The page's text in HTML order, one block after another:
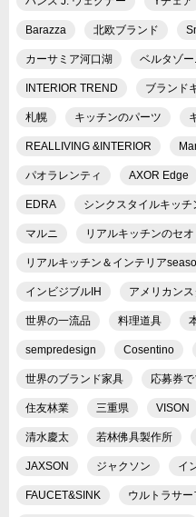
Barazza 北欧ブランド
カーサミア河口湖 ベルタゾー
INTERIOR TREND ブランド
札幌 キッチンのパーツ
REALLIVING &INTERIOR
パオラレンティ AXOR Edge
EDRA シンクスタイルキッチ
マルニ リアルキッチンのセオ
リアルキッチン＆インテリア
インビジブルIH アメリカン
世界の一流品 料理道具
sempredesign Cosentino
世界のブランド家具 応募券
住友林業 三重県 VISON
清水慶太 若林佛具製作所
JAXSON ジャクソン イ
FAUCET&SINK ウルトラサー